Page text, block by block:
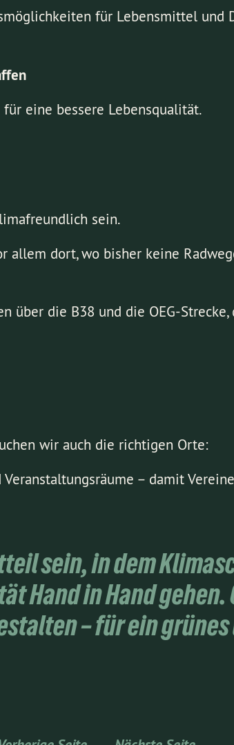
für Lebensmittel und
eine bessere Lebensqualität.
sein.
allem dort, wo bisher keine
über die B38 und die OEG-
wir auch die richtigen Orte:
– damit
sein, in dem
Hand in Hand gehen.
– für ein